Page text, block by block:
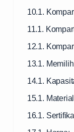
10.1.
11.1.
12.1.
13.1.
14.1.
15.1.
16.1.